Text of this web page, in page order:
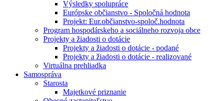
Výsledky spolupráce
Európske občianstvo - Spoločná hodnota
Projekt: Eur.občianstvo-spoloč.hodnota
Program hospodárskeho a sociálneho rozvoja obce
Projekty a žiadosti o dotácie
Projekty a žiadosti o dotácie - podané
Projekty a žiadosti o dotácie - realizované
Virtuálna prehliadka
Samospráva
Starosta
Majetkové priznanie